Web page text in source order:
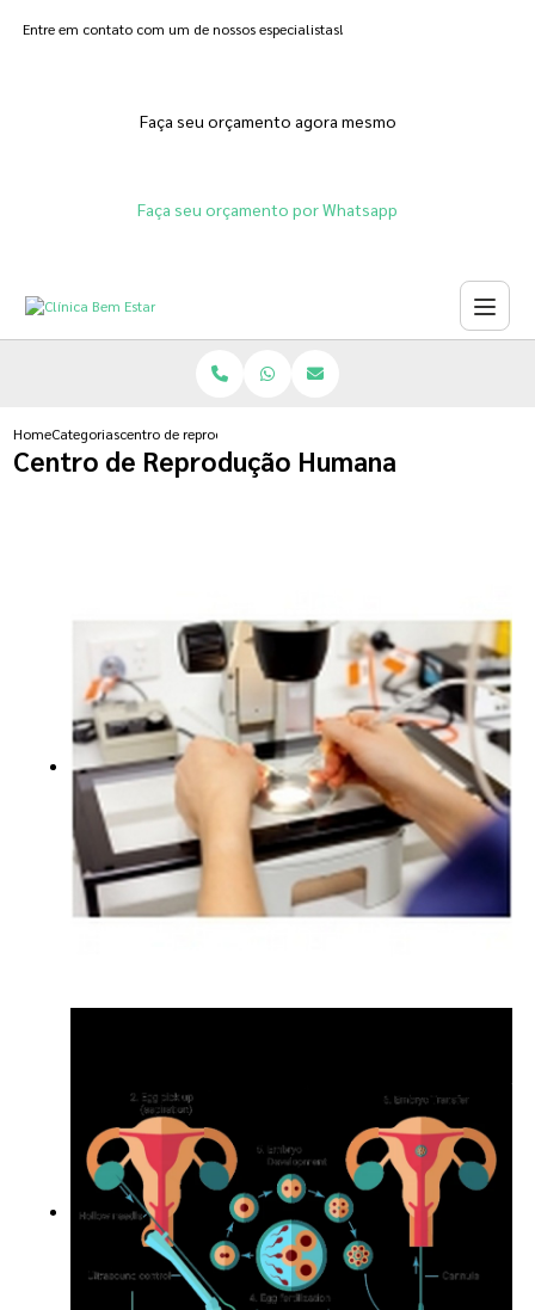
Entre em contato com um de nossos especialistas!
Faça seu orçamento agora mesmo
Faça seu orçamento por Whatsapp
HomeCategoriascentro de reproducao humana
Centro de Reprodução Humana